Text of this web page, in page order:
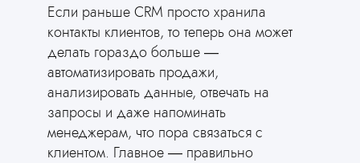
Сгенерировать сайт
Если раньше CRM просто хранила
контакты клиентов, то теперь она может
делать гораздо больше —
автоматизировать продажи,
анализировать данные, отвечать на
запросы и даже напоминать
менеджерам, что пора связаться с
клиентом. Главное — правильно